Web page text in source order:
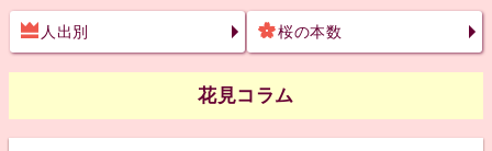
人出別 桜の本数
花見コラム